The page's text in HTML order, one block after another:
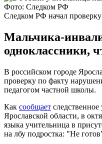
Фото: Следком РФ
Следком РФ начал проверку
Мальчика-
одноклассники,
В российском городе
проверку по факту
педагогом частной школы.
Как сообщает
Ярославской области, в
языка учительница в
на лбу подростка: "Не